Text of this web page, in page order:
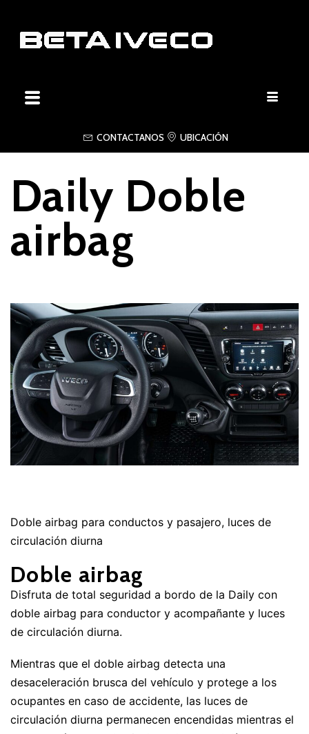
CONTACTANOS UBICACIÓN
Daily Doble
airbag
Doble airbag para conductos y pasajero, luces de
circulación diurna
Doble airbag
Disfruta de total seguridad a bordo de la Daily con
doble airbag para conductor y acompañante y luces
de circulación diurna.
Mientras que el doble airbag detecta una
desaceleración brusca del vehículo y protege a los
ocupantes en caso de accidente, las luces de
circulación diurna permanecen encendidas mientras el